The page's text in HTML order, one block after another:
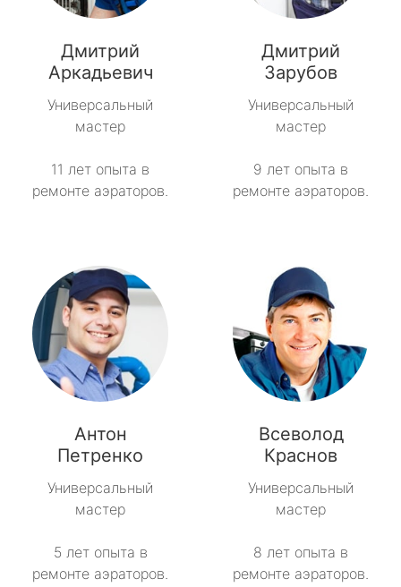
Дмитрий
Аркадьевич
Универсальный
мастер
11 лет опыта в
ремонте аэраторов.
Дмитрий
Зарубов
Универсальный
мастер
9 лет опыта в
ремонте аэраторов.
Антон
Петренко
Универсальный
мастер
5 лет опыта в
ремонте аэраторов.
Всеволод
Краснов
Универсальный
мастер
8 лет опыта в
ремонте аэраторов.